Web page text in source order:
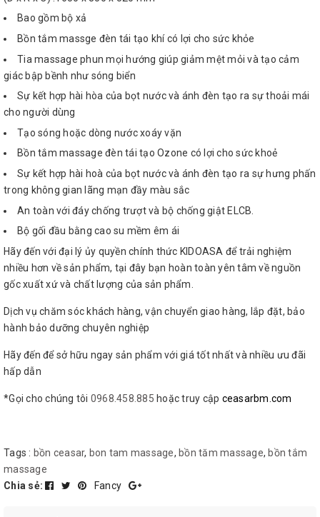
Bao gồm bộ xả
Bồn tắm massge đèn tái tạo khí có lợi cho sức khỏe
Tia massage phun mọi hướng giúp giảm mệt mỏi và tạo cảm
giác bập bềnh như sóng biển
Sự kết hợp hài hòa của bọt nước và ánh đèn tạo ra sự thoải mái
cho người dùng
Tạo sóng hoặc dòng nước xoáy vặn
Bồn tắm massage đèn tái tạo Ozone có lợi cho sức khoẻ
Sự kết hợp hài hoà của bọt nước và ánh đèn tạo ra sự hưng phấn
trong không gian lãng mạn đầy màu sắc
An toàn với đáy chống trượt và bộ chống giật ELCB.
Bộ gối đầu bằng cao su mềm êm ái
Hãy đến với đại lý ủy quyền chính thức KIDOASA để trải nghiệm
nhiều hơn về sản phẩm, tại đây bạn hoàn toàn yên tâm về nguồn
gốc xuất xứ và chất lượng của sản phẩm.
Dịch vụ chăm sóc khách hàng, vận chuyển giao hàng, lắp đặt, bảo
hành bảo dưỡng chuyên nghiệp
Hãy đến để sở hữu ngay sản phẩm với giá tốt nhất và nhiều ưu đãi
hấp dẫn
*Gọi cho chúng tôi 0968.458.885 hoặc truy cập ceasarbm.com
Tags : bồn ceasar, bon tam massage, bồn tăm massage, bồn tắm
massage
Chia sẻ:
Fancy